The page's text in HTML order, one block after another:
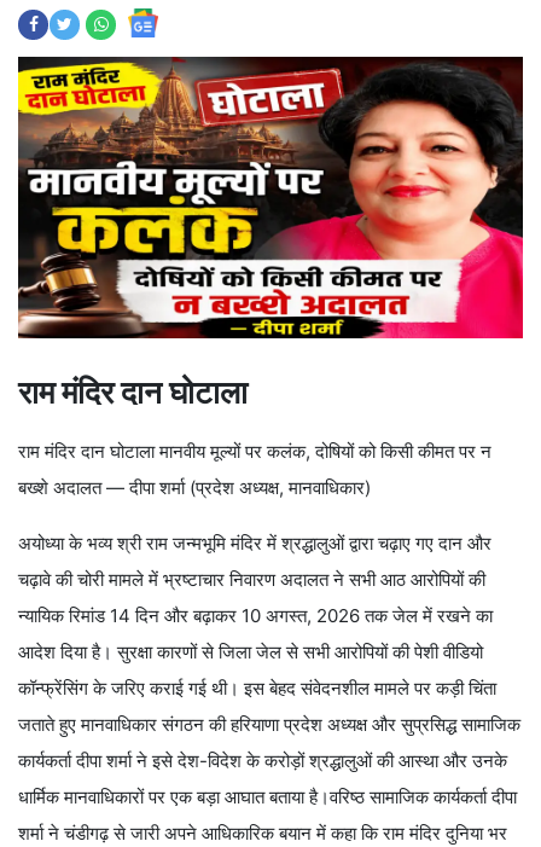
राम मंदिर दान घोटाला
राम मंदिर दान घोटाला मानवीय मूल्यों पर कलंक, दोषियों को किसी कीमत पर न
बख्शे अदालत — दीपा शर्मा (प्रदेश अध्यक्ष, मानवाधिकार)
अयोध्या के भव्य श्री राम जन्मभूमि मंदिर में श्रद्धालुओं द्वारा चढ़ाए गए दान और
चढ़ावे की चोरी मामले में भ्रष्टाचार निवारण अदालत ने सभी आठ आरोपियों की
न्यायिक रिमांड 14 दिन और बढ़ाकर 10 अगस्त, 2026 तक जेल में रखने का
आदेश दिया है। सुरक्षा कारणों से जिला जेल से सभी आरोपियों की पेशी वीडियो
कॉन्फ्रेंसिंग के जरिए कराई गई थी। इस बेहद संवेदनशील मामले पर कड़ी चिंता
जताते हुए मानवाधिकार संगठन की हरियाणा प्रदेश अध्यक्ष और सुप्रसिद्ध सामाजिक
कार्यकर्ता दीपा शर्मा ने इसे देश-विदेश के करोड़ों श्रद्धालुओं की आस्था और उनके
धार्मिक मानवाधिकारों पर एक बड़ा आघात बताया है।वरिष्ठ सामाजिक कार्यकर्ता दीपा
शर्मा ने चंडीगढ़ से जारी अपने आधिकारिक बयान में कहा कि राम मंदिर दुनिया भर